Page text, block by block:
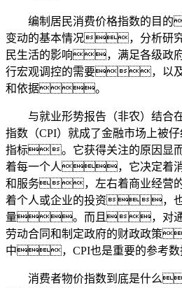
编制居民消费价格指数的目
变动的基本情况，分析研究
民生活的影响，满足各级政
行宏观调控的需要，以及
和依据。
与就业形势报告（非农）结
指数（CPI）就成了金融市场上被
指标。它获得关注的原因显
着每一个人，它决定着消
和服务，左右着商业经营
着个人或企业的投资，也
量。而且，对通货
劳动合同和制定政府的财政政策
中，CPI也是重要的参考
消费者物价指数到底是什么